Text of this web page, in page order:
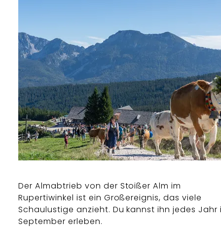
Der Almabtrieb von der Stoißer Alm im
Rupertiwinkel ist ein Großereignis, das viele
Schaulustige anzieht. Du kannst ihn jedes Jahr
September erleben.